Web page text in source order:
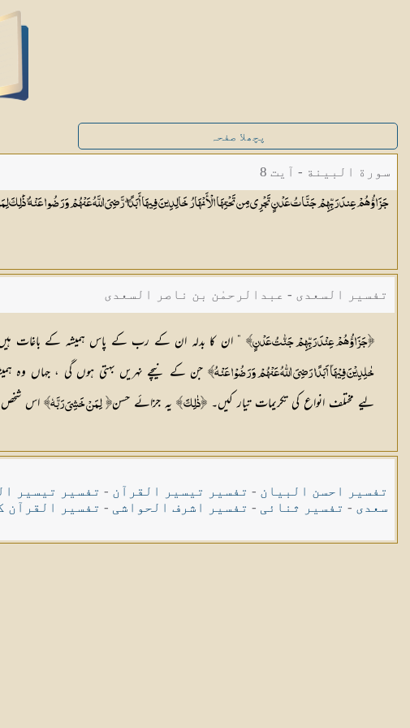
پچھلا صفحہ
سورة البينة - آیت 8
جَزَاؤُهُمْ عِندَ رَبِّهِمْ جَنَّاتُ عَدْنٍ تَجْرِي مِن تَحْتِهَا الْأَنْهَارُ خَالِدِينَ فِيهَا أَبَدًا ۖ رَّضِيَ اللَّهُ عَنْهُمْ وَرَضُوا عَنْهُ ۚ ذَٰلِكَ
تفسیر السعدی - عبدالرحمٰن بن ناصر السعدی
﴿جَزَاؤُہُمْ عِنْدَ رَبِّہِمْ جَنّٰتُ عَدْنٍ﴾ ” ان کا بدلہ ان کے رب کے پاس ہمیشہ کے باغات
خٰلِدِیْنَ فِیْہَآ اَبَدًا رَضِیَ اللّٰہُ عَنْہُمْ وَرَضُوْا عَنْہُ﴾ جن کے نیچے نہریں بہتی ہوں گی ، جہاں وہ
لیے مختلف انواع کی تکریمات تیار کیں۔ ﴿ذٰلِکَ ﴾ یہ جزائے حسن﴿ لِمَنْ خَشِیَ رَبَّہٗ﴾ اس شخص
تفسیر احسن البیان - تفسیر تیسیر القرآن - تفسیر تیسیر
سعدی - تفسیر ثنائی - تفسیر اشرف الحواشی - تفسیر القرآن